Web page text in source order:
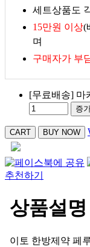
세트상품도
15만원 이상(
며
구매자가 부
[무료배송] 마
증
추천하기
상품설명
이토 한방제약 페